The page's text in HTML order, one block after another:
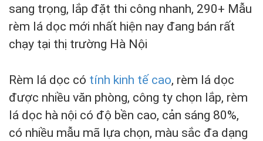
sang trọng, lắp đặt thi công nhanh, 290+ Mẫu
rèm lá dọc mới nhất hiện nay đang bán rất
chạy tại thị trường Hà Nội
Rèm lá dọc có tính kinh tế cao, rèm lá dọc
được nhiều văn phòng, công ty chọn lắp, rèm
lá dọc hà nội có độ bền cao, cản sáng 80%,
có nhiều mẫu mã lựa chọn, màu sắc đa dạng